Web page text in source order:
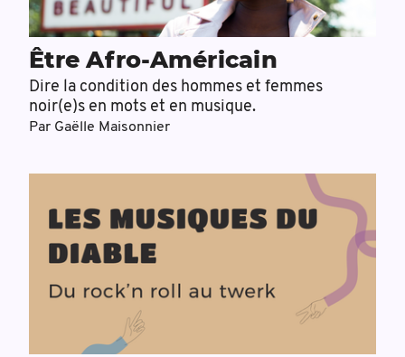
Être Afro-Américain
Dire la condition des hommes et femmes
noir(e)s en mots et en musique.
Par Gaëlle Maisonnier